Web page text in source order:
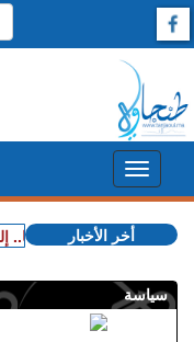
+ رسميـــا..أخر الأخبار
سياسة